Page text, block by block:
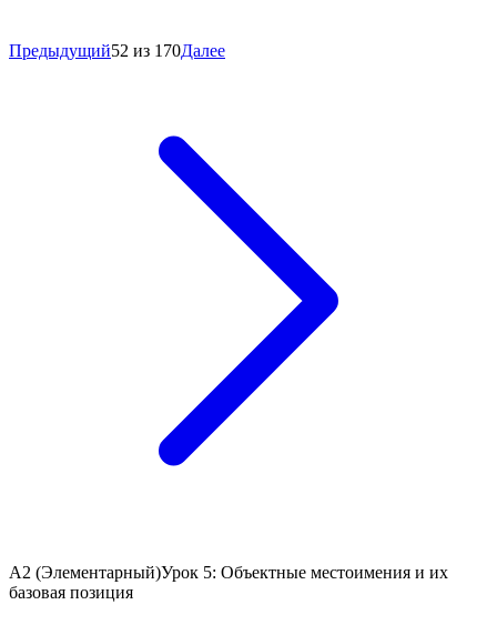
Предыдущий52 из 170Далее
A2 (Элементарный)Урок 5: Объектные местоимения и их
базовая позиция